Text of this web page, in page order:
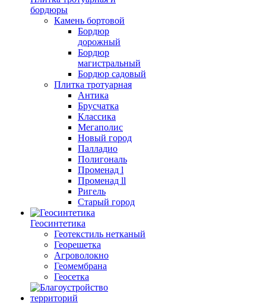
бордюры
Камень бортовой
Бордюр
дорожный
Бордюр
магистральный
Бордюр садовый
Плитка тротуарная
Антика
Брусчатка
Классика
Мегаполис
Новый город
Палладио
Полигональ
Променад l
Променад ll
Ригель
Старый город
Геосинтетика
Геотекстиль нетканый
Георешетка
Агроволокно
Геомембрана
Геосетка